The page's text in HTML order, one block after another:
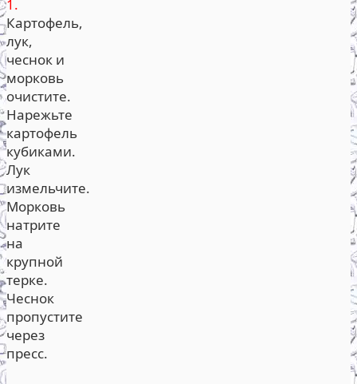
1.
Картофель,
лук,
чеснок и
морковь
очистите.
Нарежьте
картофель
кубиками.
Лук
измельчите.
Морковь
натрите
на
крупной
терке.
Чеснок
пропустите
через
пресс.